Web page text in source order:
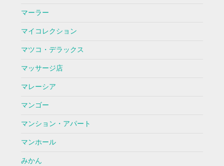
マーラー
マイコレクション
マツコ・デラックス
マッサージ店
マレーシア
マンゴー
マンション・アパート
マンホール
みかん